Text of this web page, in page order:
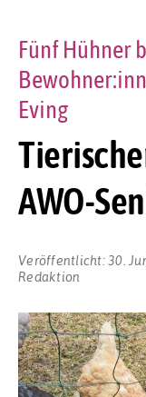
AWO-
Fünf Hühner
Eving
Veröffentlicht:30.
Redaktion